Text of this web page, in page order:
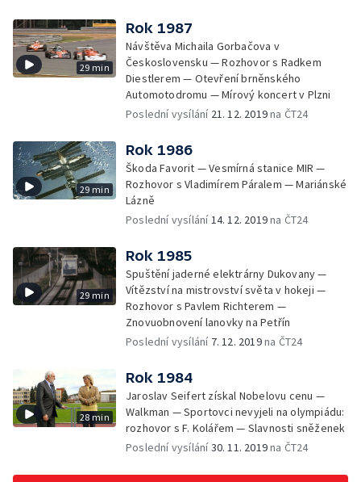
29 min
Rok 1987
Návštěva Michaila Gorbačova v
Československu — Rozhovor s Radkem
Diestlerem — Otevření brněnského
Automotodromu — Mírový koncert v Plzni
Poslední vysílání 21. 12. 2019na ČT24
29 min
Rok 1986
Škoda Favorit — Vesmírná stanice MIR —
Rozhovor s Vladimírem Páralem — Mariánské
Lázně
Poslední vysílání14. 12. 2019na ČT24
29 min
Rok 1985
Spuštění jaderné elektrárny Dukovany —
Vítězství na mistrovství světa v hokeji —
Rozhovor s Pavlem Richterem —
Znovuobnovení lanovky na Petřín
Poslední vysílání 7. 12. 2019na ČT24
28 min
Rok 1984
Jaroslav Seifert získal Nobelovu cenu —
Walkman — Sportovci nevyjeli na olympiádu:
rozhovor s F. Kolářem — Slavnosti sněženek
Poslední vysílání30. 11. 2019na ČT24